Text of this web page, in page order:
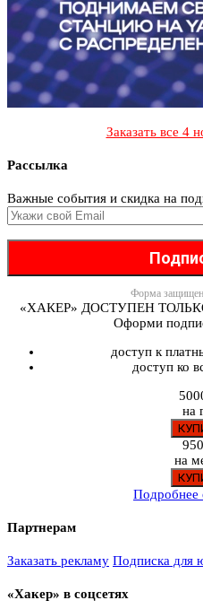
Заказать все 4
Рассылка
Важные события и скидка на
Форма
«ХАКЕР» ДОСТУПЕН
Оформи
доступ к
доступ ко
на
на
Подробнее
Партнерам
Заказать рекламу Подписка для
«Хакер» в соцсетях